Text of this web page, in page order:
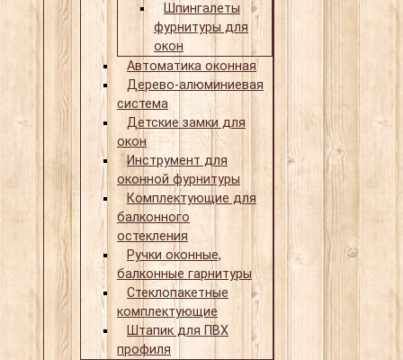
Шпингалеты
фурнитуры для
окон
Автоматика оконная
Дерево-алюминиевая
система
Детские замки для
окон
Инструмент для
оконной фурнитуры
Комплектующие для
балконного
остекления
Ручки оконные,
балконные гарнитуры
Стеклопакетные
комплектующие
Штапик для ПВХ
профиля